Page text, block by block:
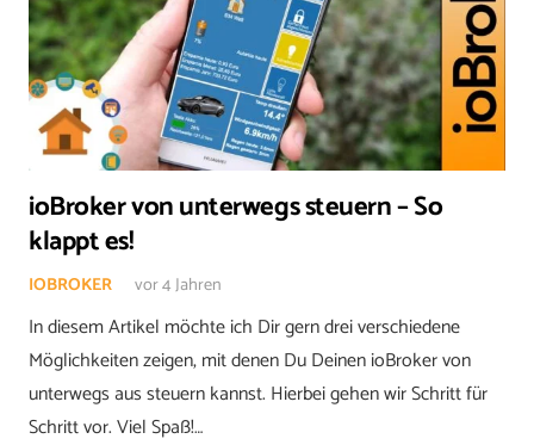
ioBroker von unterwegs steuern – So
klappt es!
IOBROKER vor 4 Jahren
In diesem Artikel möchte ich Dir gern drei verschiedene
Möglichkeiten zeigen, mit denen Du Deinen ioBroker von
unterwegs aus steuern kannst. Hierbei gehen wir Schritt für
Schritt vor. Viel Spaß!…